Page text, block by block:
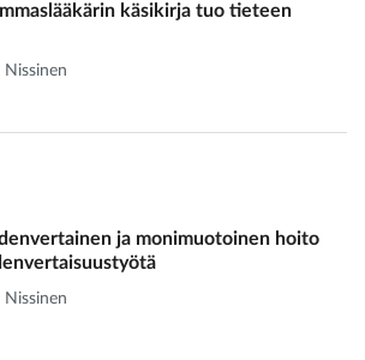
käsikirja tuo tieteen
Nissinen
ja monimuotoinen hoito
Nissinen